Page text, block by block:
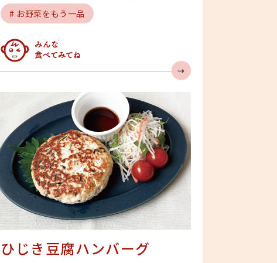
# お野菜をもう一品
みんなの人気急上昇
ひじき豆腐ハンバーグ